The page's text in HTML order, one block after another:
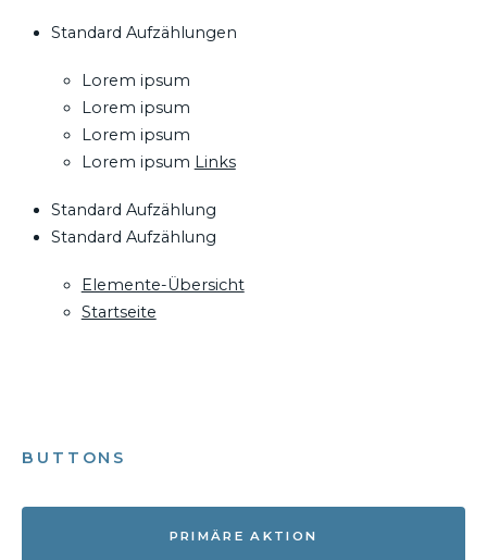
Standard Aufzählungen
Lorem ipsum
Lorem ipsum
Lorem ipsum
Lorem ipsum Links
Standard Aufzählung
Standard Aufzählung
Elemente-Übersicht
Startseite
BUTTONS
PRIMÄRE AKTION